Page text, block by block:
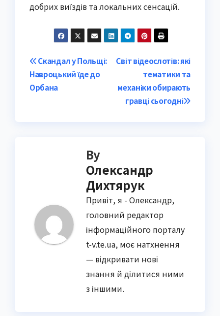
добрих виїздів та локальних сенсацій.
Post
navigation
Світ відеослотів: які
тематики та
механіки обирають
гравці сьогодні
Скандал у Польщі:
Навроцький їде до
Орбана
By
Олександр
Дихтярук
Привіт, я - Олександр,
головний редактор
інформаційного порталу
t-v.te.ua, моє натхнення
— відкривати нові
знання й ділитися ними
з іншими.